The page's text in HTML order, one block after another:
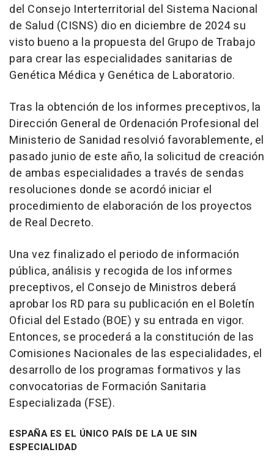
del Consejo Interterritorial del Sistema Nacional
de Salud (CISNS) dio en diciembre de 2024 su
visto bueno a la propuesta del Grupo de Trabajo
para crear las especialidades sanitarias de
Genética Médica y Genética de Laboratorio.
Tras la obtención de los informes preceptivos, la
Dirección General de Ordenación Profesional del
Ministerio de Sanidad resolvió favorablemente, el
pasado junio de este año, la solicitud de creación
de ambas especialidades a través de sendas
resoluciones donde se acordó iniciar el
procedimiento de elaboración de los proyectos
de Real Decreto.
Una vez finalizado el periodo de información
pública, análisis y recogida de los informes
preceptivos, el Consejo de Ministros deberá
aprobar los RD para su publicación en el Boletín
Oficial del Estado (BOE) y su entrada en vigor.
Entonces, se procederá a la constitución de las
Comisiones Nacionales de las especialidades, el
desarrollo de los programas formativos y las
convocatorias de Formación Sanitaria
Especializada (FSE).
ESPAÑA ES EL ÚNICO PAÍS DE LA UE SIN
ESPECIALIDAD